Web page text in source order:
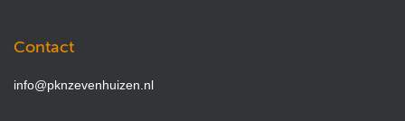
Contact
info@pknzevenhuizen.nl